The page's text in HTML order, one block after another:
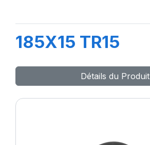
185X15 TR15
Détails du Produit